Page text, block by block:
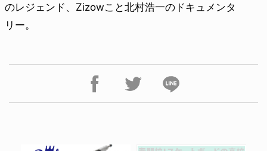
のレジェンド、Zizowこと北村浩一のドキュメンタ
リー。